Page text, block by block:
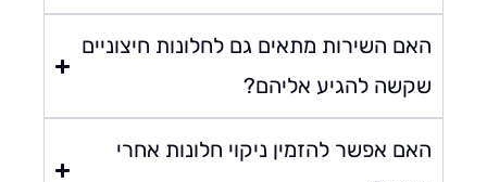
השירות מתאים גם לחלונות חיצוניים
להגיע אליהם?
אפשר להזמין ניקוי חלונות אחרי